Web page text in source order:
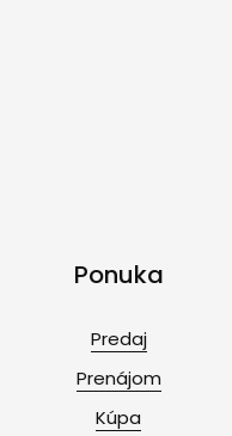
Ponuka
Predaj
Prenájom
Kúpa